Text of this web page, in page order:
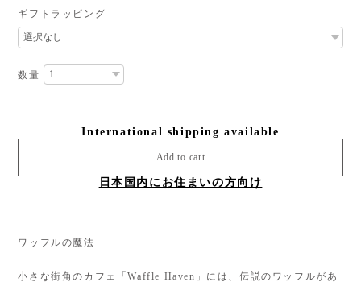
ギフトラッピング
数量
International shipping available
Add to cart
日本国内にお住まいの方向け
ワッフルの魔法
小さな街角のカフェ「Waffle Haven」には、伝説のワッフルがあ